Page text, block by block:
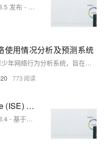
Cisco Identity Services Engine (ISE) 3.5 发布 - 基于身份的网络访问控制和策略实施系统
使用情况分析及预测系统
本研究基于Python大数据技术，构建青少年网络行为分析系统，旨在破解现有防沉迷模式下用户画像模糊、预警滞后等难题。通过整合多平台亿级数据，运用机器学习实现精准行为预测与实时干预，推动数字治理向“数据驱动”转型，为家庭、学校及政府提供科学决策支持，助力青少年健康上网。
773
Cisco Identity Services Engine (ISE) 3.4 - 基于身份的网络访问控制和策略实施系统
Cisco Identity Services Engine (ISE) 3.4 - 基于身份的网络访问控制和策略实施系统